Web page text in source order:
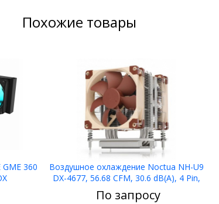
Похожие товары
360
Воздушное охлаждение Noctua NH-U9
DX-4677, 56.68 CFM, 30.6 dB(A), 4 Pin,
Fan amp; Heatsinks
По запросу